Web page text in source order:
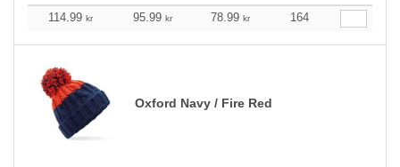
114.99 kr 95.99 kr 78.99 kr 164
Oxford Navy / Fire Red